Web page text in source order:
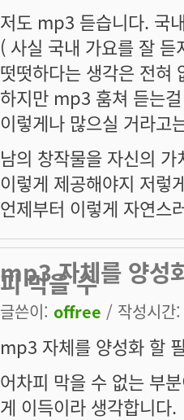
저도 mp3 듣습니다. 국
( 사실 국내 가요를 잘
떳떳하다는 생각은 전혀
하지만 mp3 훔쳐 듣는
이렇게나 많으실 거라고
남의 창작물을 자신의 가
이렇게 제공해야지 저렇
언제부터 이렇게 자연스
mp3 자체를 양성
피 막을 수
글쓴이: offree / 작성시
mp3 자체를 양성화 할
어차피 막을 수 없는 부
게 이득이라 생각합니다.